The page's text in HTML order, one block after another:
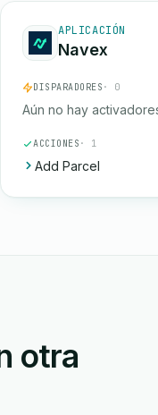
APLICACIÓN
Navex
DISPARADORES · 0
Aún no hay
ACCIONES · 1
Add Parcel
otra